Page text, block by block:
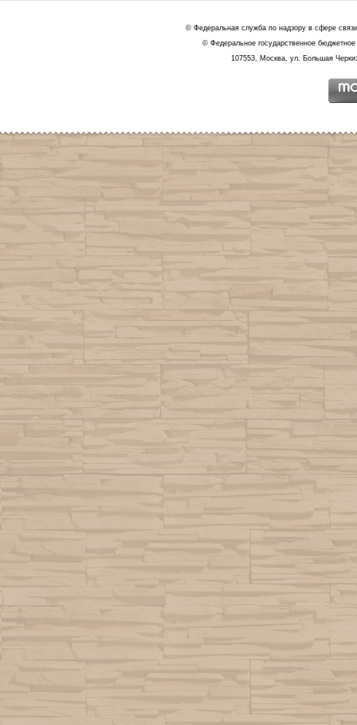
© Федеральная служба по надзору в сфере
© Федеральное государственное
107553, Москва, ул. Большая